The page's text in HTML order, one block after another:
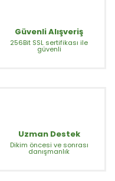
Güvenli Alışveriş
256Bit SSL sertifikası ile
güvenli
Uzman Destek
Dikim öncesi ve sonrası
danışmanlık